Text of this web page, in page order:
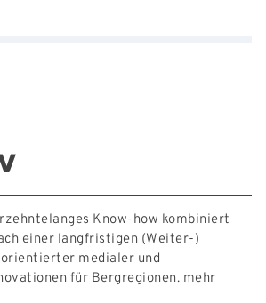
Know-how kombiniert
einer langfristigen (Weiter-)
medialer und
für Bergregionen. mehr